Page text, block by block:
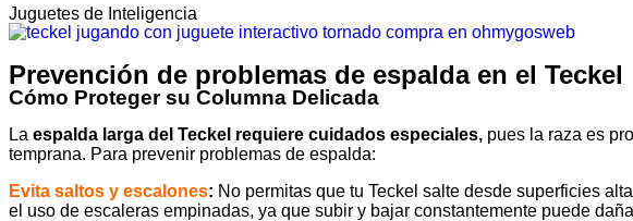
Juguetes de Inteligencia
Prevención de problemas de espalda en el Teckel
Cómo Proteger su Columna Delicada
La espalda larga del Teckel requiere cuidados especiales, pues la raza es
temprana. Para prevenir problemas de espalda:
Evita saltos y escalones: No permitas que tu Teckel salte desde superficies
el uso de escaleras empinadas, ya que subir y bajar constantemente puede